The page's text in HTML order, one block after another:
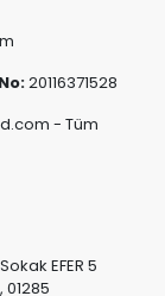
20116371528
- Tüm
EFER 5
01285